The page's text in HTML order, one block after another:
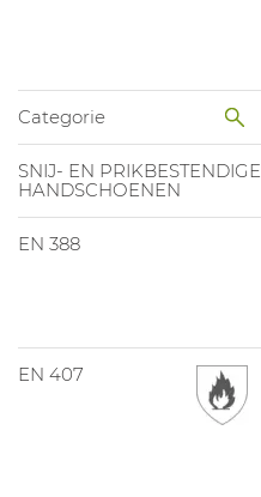
Categorie
SNIJ- EN PRIKBESTENDIGE
HANDSCHOENEN
EN 388
EN 407